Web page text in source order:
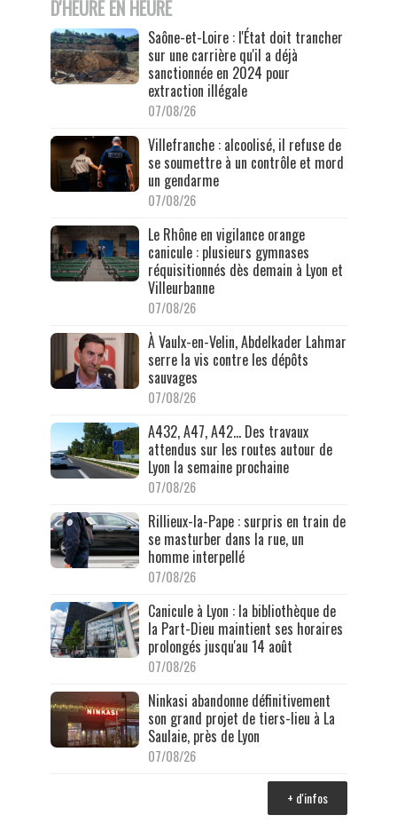
D'HEURE EN HEURE
Saône-et-Loire : l'État doit trancher
sur une carrière qu'il a déjà
sanctionnée en 2024 pour
extraction illégale
07/08/26
Villefranche : alcoolisé, il refuse de
se soumettre à un contrôle et mord
un gendarme
07/08/26
Le Rhône en vigilance orange
canicule : plusieurs gymnases
réquisitionnés dès demain à Lyon et
Villeurbanne
07/08/26
À Vaulx-en-Velin, Abdelkader Lahmar
serre la vis contre les dépôts
sauvages
07/08/26
A432, A47, A42… Des travaux
attendus sur les routes autour de
Lyon la semaine prochaine
07/08/26
Rillieux-la-Pape : surpris en train de
se masturber dans la rue, un
homme interpellé
07/08/26
Canicule à Lyon : la bibliothèque de
la Part-Dieu maintient ses horaires
prolongés jusqu'au 14 août
07/08/26
Ninkasi abandonne définitivement
son grand projet de tiers-lieu à La
Saulaie, près de Lyon
07/08/26
+ d'infos